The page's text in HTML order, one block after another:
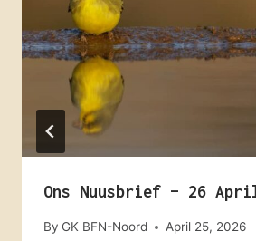
Ons Nuusbrief – 26
By GK BFN-Noord April 25, 2026